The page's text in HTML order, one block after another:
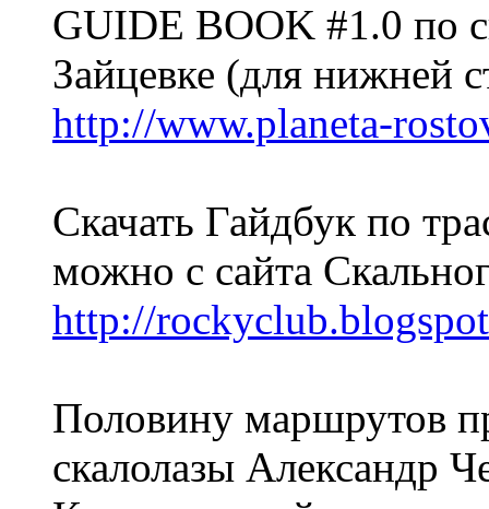
GUIDE BOOK #1.0 по
Зайцевке (для нижней
http://www.planeta-
Скачать Гайдбук по
можно с сайта
http://
Половину маршрутов
скалолазы Александр